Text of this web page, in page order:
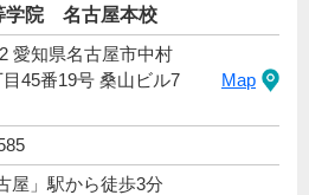
学院 名古屋本校
愛知県名古屋市中村
45番19号 桑山ビル7
Map
屋」駅から徒歩3分